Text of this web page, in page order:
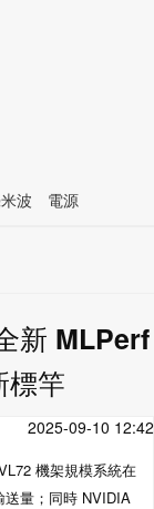
波
電源
新 MLPerf
竿
2025-09-10 12:42
機架規模系統在
送量；同時 NVIDIA